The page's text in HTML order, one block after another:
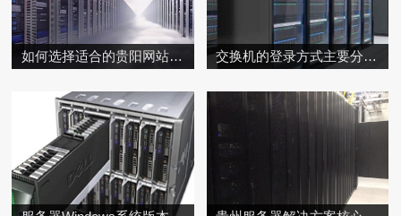
如何选择适合的贵阳网站推广公司？ 交换机的登录方式主要分为本地Console口登录、远程协议登录（SSH/Telnet）和Web界面登录三种，具体方法如下